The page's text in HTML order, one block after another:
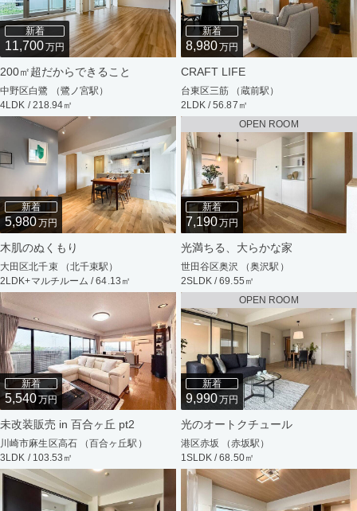
新着
11,700万円
200㎡超だからできること
中野区白鷺 （鷺ノ宮駅）
4LDK / 218.94㎡
新着
8,980万円
CRAFT LIFE
台東区三筋 （蔵前駅）
2LDK / 56.87㎡
新着
5,980万円
木肌のぬくもり
大田区北千束 （北千束駅）
2LDK+マルチルーム / 64.13㎡
OPEN ROOM
新着
7,190万円
光満ちる、大らかな家
世田谷区奥沢 （奥沢駅）
2SLDK / 69.55㎡
新着
5,540万円
未改装販売 in 百合ヶ丘 pt2
川崎市麻生区高石 （百合ヶ丘駅）
3LDK / 103.53㎡
OPEN ROOM
新着
9,990万円
光のオートクチュール
港区赤坂 （赤坂駅）
1SLDK / 68.50㎡